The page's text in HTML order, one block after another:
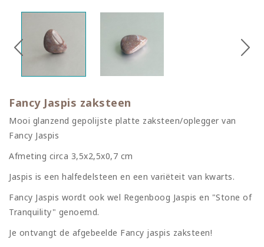
Fancy Jaspis zaksteen
Mooi glanzend gepolijste platte zaksteen/oplegger van
Fancy Jaspis
Afmeting circa 3,5x2,5x0,7 cm
Jaspis is een halfedelsteen en een variëteit van kwarts.
Fancy Jaspis wordt ook wel Regenboog Jaspis en "Stone of
Tranquility" genoemd.
Je ontvangt de afgebeelde Fancy jaspis zaksteen!